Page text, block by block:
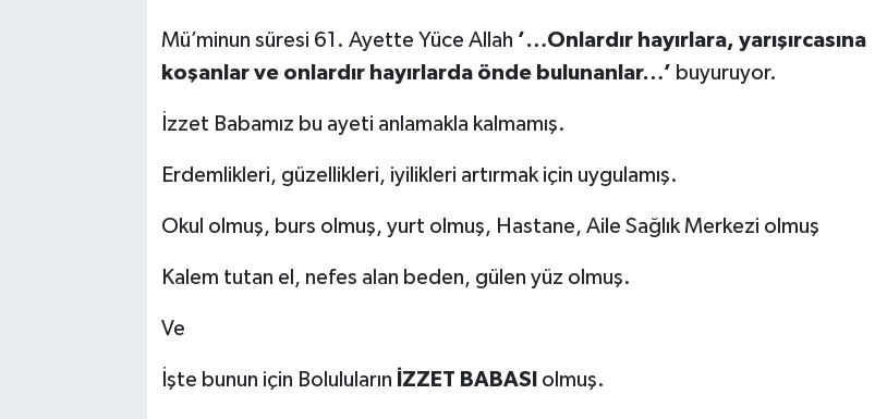
Mü’minun süresi 61. Ayette Yüce Allah ’…Onlardır hayırlara, yarışırcasına
koşanlar ve onlardır hayırlarda önde bulunanlar…’ buyuruyor.
İzzet Babamız bu ayeti anlamakla kalmamış.
Erdemlikleri, güzellikleri, iyilikleri artırmak için uygulamış.
Okul olmuş, burs olmuş, yurt olmuş, Hastane, Aile Sağlık Merkezi olmuş
Kalem tutan el, nefes alan beden, gülen yüz olmuş.
Ve
İşte bunun için Boluluların İZZET BABASI olmuş.